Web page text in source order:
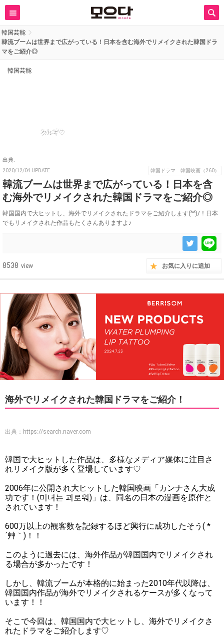
韓国芸能
韓流ブームは世界まで広がっている！日本を含む海外でリメイクされた韓国ドラ
マをご紹介◎
韓国芸能
タルギ♡
出典:
2020/12/04 UPDATE 韓国ドラマ 韓国映画（260）
韓流ブームは世界まで広がっている！日本を含
む海外でリメイクされた韓国ドラマをご紹介◎
韓国国内で大ヒットし、海外でリメイクされたドラマをご紹介します(^^)/！日本
でもリメイクされた作品もたくさんありますよ♪
8538 view お気に入りに追加
海外でリメイクされた韓国ドラマをご紹介！
出典： https://search.naver.com
韓国で大ヒットした作品は、多様なメディア媒体に注目さ
れリメイク版が多く登場しています♡
2006年に公開され大ヒットした韓国映画「カンナさん大成
功です！(미녀는 괴로워)」は、同名の日本の漫画を原作と
されています！
600万以上の観客数を記録するほど興行に成功したそう( *
´艸｀)！！
このように過去には、海外作品が韓国国内でリメイクされ
る場合が多かったです！
しかし、韓流ブームが本格的に始まった2010年代以降は、
韓国国内作品が海外でリメイクされるケースが多くなって
います！！
そこで今回は、韓国国内で大ヒットし、海外でリメイクさ
れたドラマをご紹介します♡